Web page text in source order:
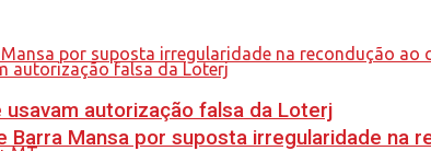
Barra Mansa por suposta irregularidade na
autorização falsa da Loterj